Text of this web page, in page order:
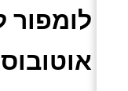
אוטובוס